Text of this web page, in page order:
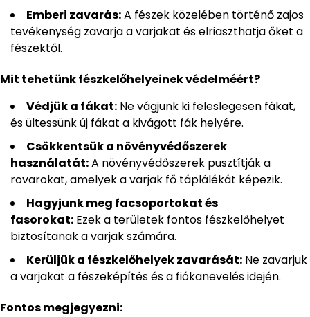
Emberi zavarás:A fészek közelében történő zajos
tevékenység zavarja a varjakat és elriaszthatja őket a
fészektől.
Mit tehetünk fészkelőhelyeinek védelméért?
Védjük a fákat: Ne vágjunk ki feleslegesen fákat,
és ültessünk új fákat a kivágott fák helyére.
Csökkentsük a növényvédőszerek
használatát:A növényvédőszerek pusztítják a
rovarokat, amelyek a varjak fő táplálékát képezik.
Hagyjunk meg facsoportokat és
fasorokat: Ezek a területek fontos fészkelőhelyet
biztosítanak a varjak számára.
Kerüljük a fészkelőhelyek zavarását: Ne zavarjuk
a varjakat a fészeképítés és a fiókanevelés idején.
Fontos megjegyezni: